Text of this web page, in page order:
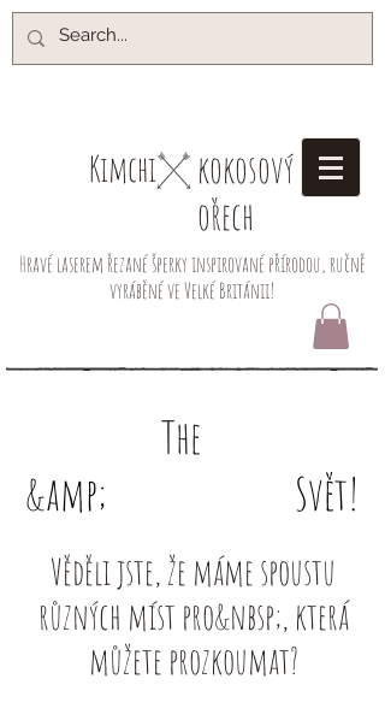
Kimchi​
kokosový
ořech
Hravé laserem řezané šperky inspirované přírodou, ručně
vyráběné ve Velké Británii!
The
&amp;
Svět!
Věděli jste, že máme spoustu
různých míst pro&nbsp;, která
můžete prozkoumat?